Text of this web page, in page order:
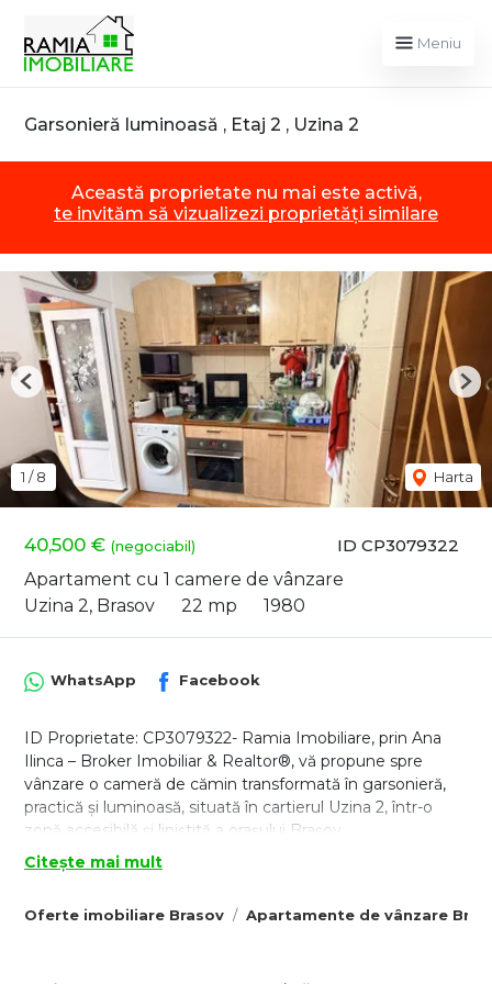
Meniu
Garsonieră luminoasă , Etaj 2 , Uzina 2
Această proprietate nu mai este activă,
te invităm să vizualizezi proprietăți similare
ID CP3079322
40,500 € (negociabil)
Apartament cu 1 camere de vânzare
Uzina 2, Brasov
22 mp 1980
1 /8 Harta
Previous
Oferte imobiliare Brasov Apartamente de vânzare
WhatsApp Facebook
ID Proprietate: CP3079322- Ramia Imobiliare, prin Ana
Ilinca – Broker Imobiliar & Realtor®, vă propune spre
vânzare o cameră de cămin transformată în garsonieră,
practică și luminoasă, situată în cartierul Uzina 2, într-o
zonă accesibilă și liniștită a orașului Brașov.
Zonă – Uzina 2, Brașov
acces facil către mijloace de transport în comun, centre
Citește mai mult